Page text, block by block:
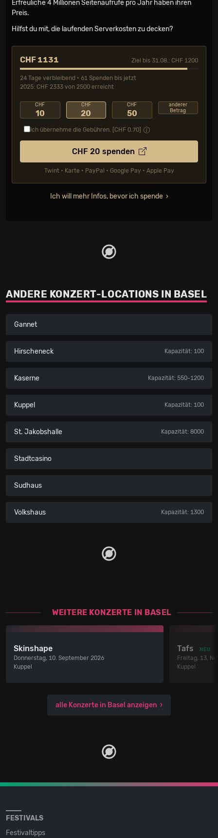
Erfreuliche 4 Millionen Seiten­aufrufe pro Jahr haben ihren
Preis.
Hilfst du mit, die laufenden Serverkosten zu decken?
CHF 1131 Ziel bis 31.08.: CHF 1200
24 Tage verbleibend • 61 Spenden bis jetzt
2025: CHF 2333 von 2500 erreicht
CHF
10
CHF
20
CHF
50
anderer
Betrag
Ich übernehme die Gebühren. [CHF 0.70
CHF 20 spenden
Twint • Karte • PayPal • Google Pay • Apple Pay
Ich will mehr Infos, bevor ich spende
ANDERE KONZERT-LOCATIONS IN BASEL
Gannet
Hirscheneck Kapazität: 100
Kaserne Kapazität: 550-1200
Kuppel Kapazität: 100
St. Jakobshalle Kapazität: 8000
Stadtcasino
Sudhaus
Volkshaus Kapazität: 1300
WEITERE KONZERTE IN BASEL
Skinshape
Donnerstag, 10. September 2026
Kuppel
Tafs NEU
Freitag, 13.
Kuppel
alle Konzerte in Basel anzeigen
FESTIVALS
Festivaltipps